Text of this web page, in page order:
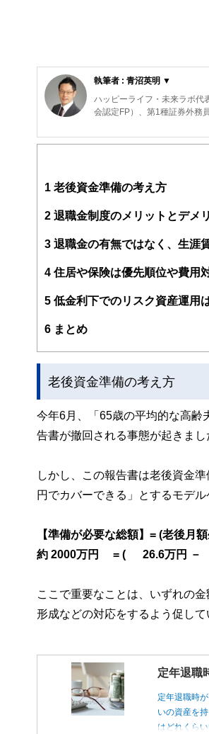
執筆者 : 青沼英明 ▼
ハッピーライフ・未来ラボ代
会認定FP）、第1種証券外務
国内外の証券会社で証券アナ
1 老後資金準備の考え方
2 退職金制度のメリットとデメ
3 退職金の有無ではなく、生涯
4 住居や保険は優先順位や費用
5 低金利下でのリスク資産運用
6 まとめ
老後資金準備の考え方
今年6月、「65歳の平均的な高齢
告書が撤回される事態が起きまし
しかし、この報告書は老後資金
円でカバーできる」とするモデ
【準備が必要な総額】= (老後月
約 2000万円 = ( 26.6万円
ここで重要なことは、いずれの
形成などの対応をするよう促し
定年退職
定年退職時
いの資産を
はどれくら